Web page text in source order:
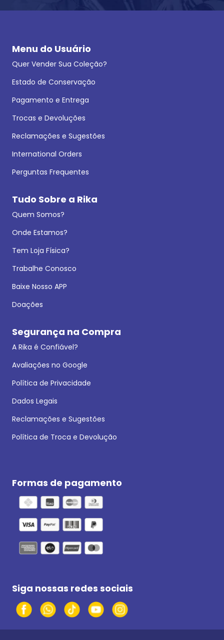
Menu do Usuário
Quer Vender Sua Coleção?
Estado de Conservação
Pagamento e Entrega
Trocas e Devoluções
Reclamações e Sugestões
International Orders
Perguntas Frequentes
Tudo Sobre a Rika
Quem Somos?
Onde Estamos?
Tem Loja Física?
Trabalhe Conosco
Baixe Nosso APP
Doações
Segurança na Compra
A Rika é Confiável?
Avaliações no Google
Política de Privacidade
Dados Legais
Reclamações e Sugestões
Política de Troca e Devolução
Formas de pagamento
Siga nossas redes sociais